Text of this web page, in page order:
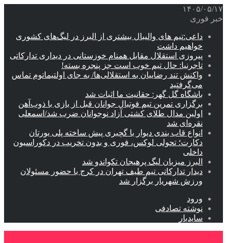
۱۴۰۵/۰۵/۱۷
خبر فوری
داعی:تیم های والیبال بیشتری از البرز در لیگ‌های کشوری
خواهیم داشت
پیروزی استقلال مقابل همنام خوزستانی در دیداری تدارکاتی
تاجرنیا: حال تیم خوب است جز پنجره بسته!
واکنش تند رضاییان به استقلالی‌ها/ به جای اولتیماتوم تماس
می‌گرفتید
باشگاه گل گهر: حقانیت ما اثبات شد
برگزاری تمرین تیم فوتبال جوانان قبل از بازی با ذوب‌آهن
اولین مدال طلای کشتی آزاد نوجوانان ضرب شد/اسمعلی
نقره‌ای شد
انواع قاب بندی دیوار با گچبری پیش ساخته پلی یورتان
دکارت؛ تحولی لوکس، فوری و بدون تخریب در دکوراسیون
داخلی
البرز میزبان لیگ پرهیجان تکواندو شد
دیدار تدارکاتی تیم طیف تهران در کرج با حضور مسئولان
ورزش شهریار برگزار شد
ورود
نوشته تصادفی
سایدبار